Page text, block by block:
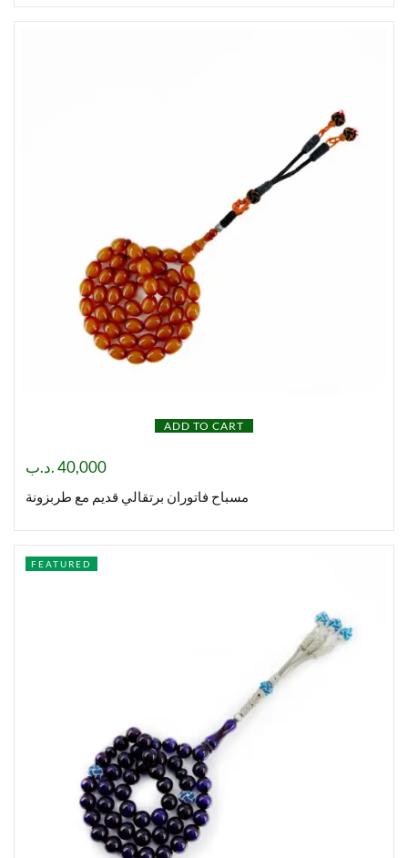
ADD TO CART
40,000.د.ب
مسباح فاتوران برتقالي قديم مع طربزونة
FEATURED